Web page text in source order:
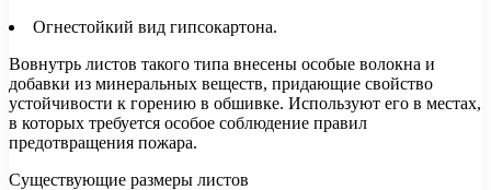
Огнестойкий вид гипсокартона.
Вовнутрь листов такого типа внесены особые волокна и
добавки из минеральных веществ, придающие свойство
устойчивости к горению в обшивке. Используют его в местах,
в которых требуется особое соблюдение правил
предотвращения пожара.
Существующие размеры листов